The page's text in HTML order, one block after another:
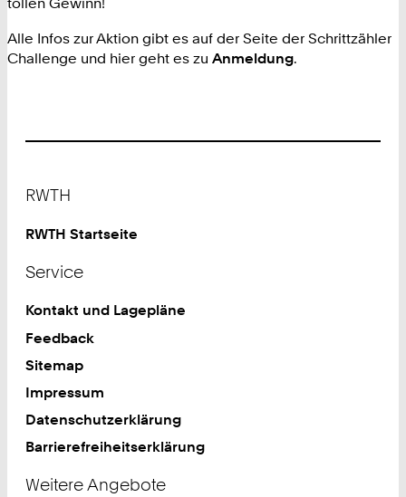
Alle Infos zur Aktion gibt es auf der Seite der Schrittzähler
Challenge und hier geht es zu Anmeldung.
RWTH
RWTH Startseite
Service
Kontakt und Lagepläne
Feedback
Sitemap
Impressum
Datenschutzerklärung
Barrierefreiheitserklärung
Weitere Angebote